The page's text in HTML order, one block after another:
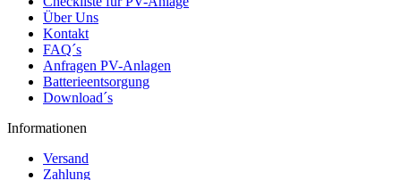
Über Uns
Kontakt
FAQ´s
Anfragen PV-Anlagen
Batterieentsorgung
Download´s
Informationen
Versand
Zahlung